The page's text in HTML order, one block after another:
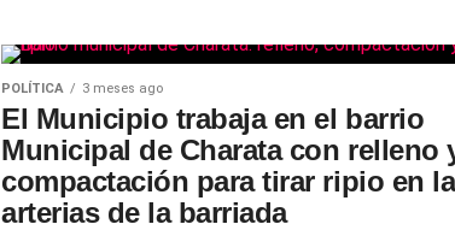
POLÍTICA 3 meses ago
El Municipio trabaja en el barrio
Municipal de Charata con relleno
compactación para tirar ripio en
arterias de la barriada